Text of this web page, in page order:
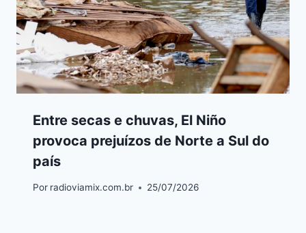
Entre secas e chuvas, El Niño
provoca prejuízos de Norte a Sul do
país
Por radioviamix.com.br 25/07/2026